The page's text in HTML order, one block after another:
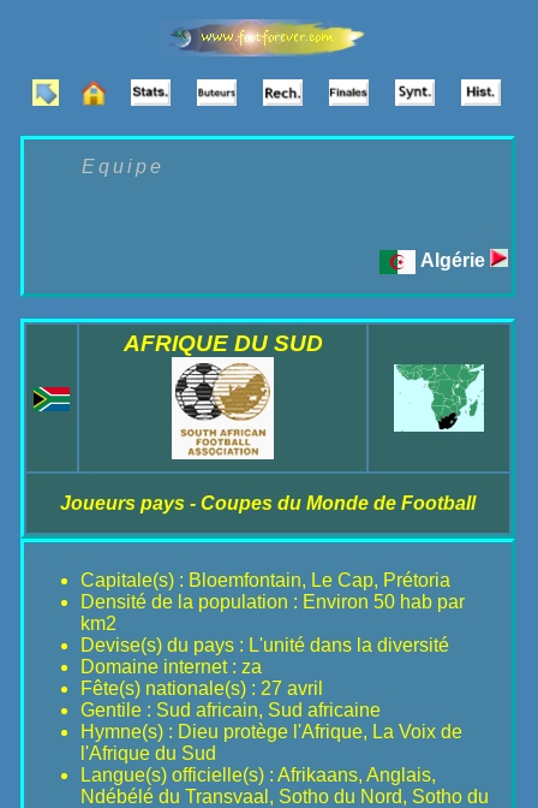
Equipe
Algérie
AFRIQUE DU SUD
Joueurs pays - Coupes du Monde de Football
Capitale(s) : Bloemfontain, Le Cap, Prétoria
Densité de la population : Environ 50 hab par
km2
Devise(s) du pays : L'unité dans la diversité
Domaine internet : za
Fête(s) nationale(s) : 27 avril
Gentile : Sud africain, Sud africaine
Hymne(s) : Dieu protège l'Afrique, La Voix de
l'Afrique du Sud
Langue(s) officielle(s) : Afrikaans, Anglais,
Ndébélé du Transvaal, Sotho du Nord, Sotho du